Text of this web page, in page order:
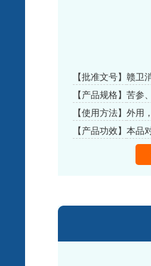
【批准文号】 赣卫
【产品规格】 苦参
酸氯
【使用方法】 外用
【产品功效】 本品